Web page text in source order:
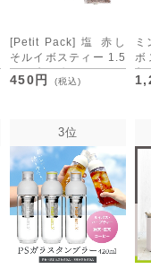
[Petit Pack] 塩 赤し
そルイボスティー 1.5
ｇ×5包[M便 1/10]
450円 (税込)
ミ
ボ
包
3位